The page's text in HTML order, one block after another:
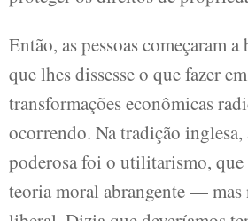
Então, as pessoas começaram
que lhes dissesse o que fazer
transformações econômicas
ocorrendo. Na tradição inglesa,
poderosa foi o utilitarismo, que
teoria moral abrangente — mas